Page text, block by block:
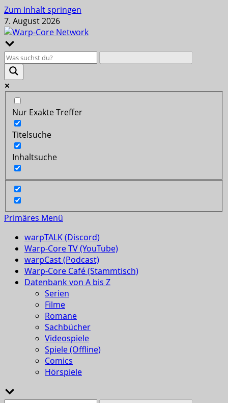
Zum Inhalt springen
7. August 2026
Nur Exakte Treffer
Titelsuche
Inhaltsuche
Primäres Menü
warpTALK (Discord)
Warp-Core TV (YouTube)
warpCast (Podcast)
Warp-Core Café (Stammtisch)
Datenbank von A bis Z
Serien
Filme
Romane
Sachbücher
Videospiele
Spiele (Offline)
Comics
Hörspiele